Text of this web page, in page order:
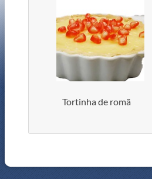
Tortinha de romã